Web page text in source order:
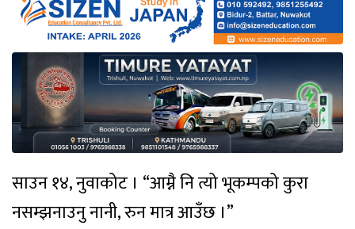
साउन १४, नुवाकोट । “आम्नै नि त्यो भूकम्पको कुरा
नसम्झनाउनु नानी, रुन मात्र आउँछ ।”